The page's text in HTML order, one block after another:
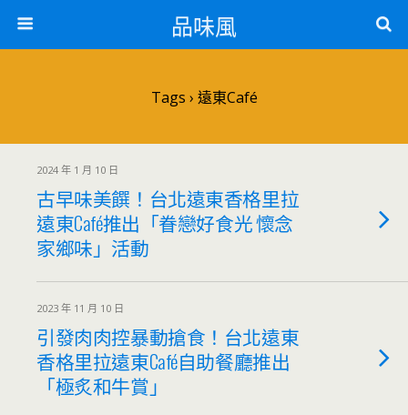
品味風
Tags › 遠東Café
2024 年 1 月 10 日
古早味美饌！台北遠東香格里拉
遠東Café推出「眷戀好食光 懷念
家鄉味」活動
2023 年 11 月 10 日
引發肉肉控暴動搶食！台北遠東
香格里拉遠東Café自助餐廳推出
「極炙和牛賞」